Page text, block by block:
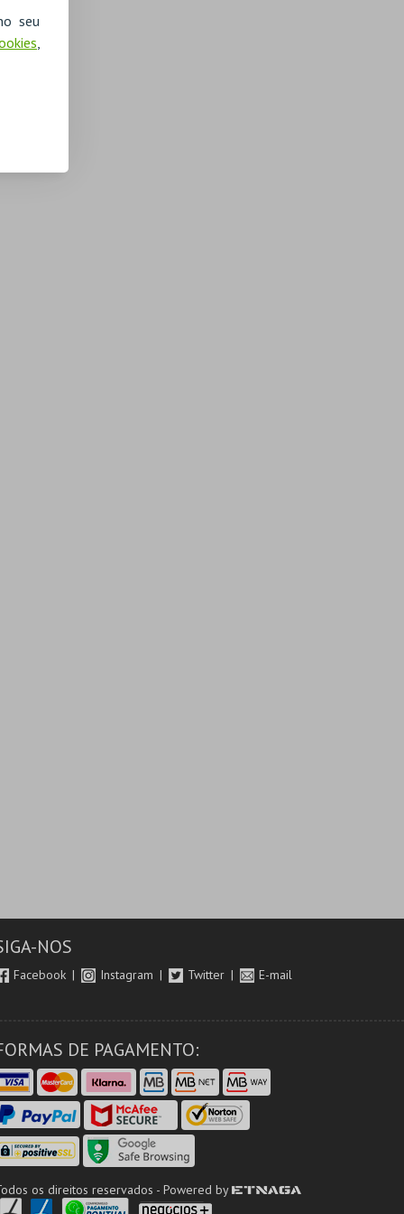
seu
NOS
Facebook Instagram Twitter E-mail
DE PAGAMENTO:
os direitos reservados - Powered by